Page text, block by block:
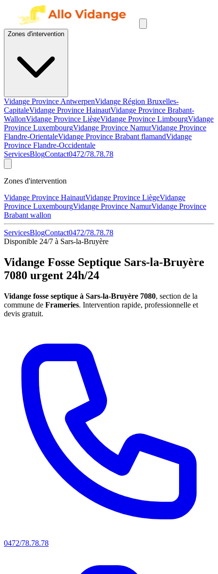
Zones d'intervention
Vidange Province AntwerpenVidange Région Bruxelles-
CapitaleVidange Province HainautVidange Province Brabant-
WallonVidange Province LiègeVidange Province LimbourgVidange
Province LuxembourgVidange Province NamurVidange Province
Flandre-OrientaleVidange Province Brabant flamandVidange
Province Flandre-Occidentale
ServicesBlogContact0472/78.78.78
Zones d'intervention
Vidange Province HainautVidange Province LiègeVidange
Province LuxembourgVidange Province NamurVidange Province
Brabant wallon
ServicesBlogContact0472/78.78.78
Disponible 24/7 à Sars-la-Bruyère
Vidange Fosse Septique Sars-la-Bruyère
7080 urgent 24h/24
Vidange fosse septique à Sars-la-Bruyère 7080, section de la
commune de Frameries. Intervention rapide, professionnelle et
devis gratuit.
0472/78.78.78